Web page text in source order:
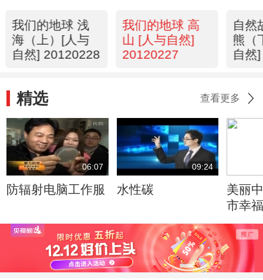
我们的地球 浅
海（上）[人与
自然] 20120228
我们的地球 高
山 [人与自然]
20120227
自然
熊（
自然
精选 查看更多
06:07
防辐射电脑工作服
09:24
水性碳
美丽
市幸